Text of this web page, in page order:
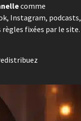
comme
Instagram, podcasts,
fixées par le site.